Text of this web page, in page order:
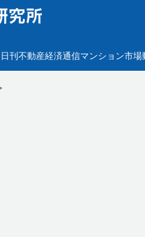
日刊不動産経済通信マンション市場